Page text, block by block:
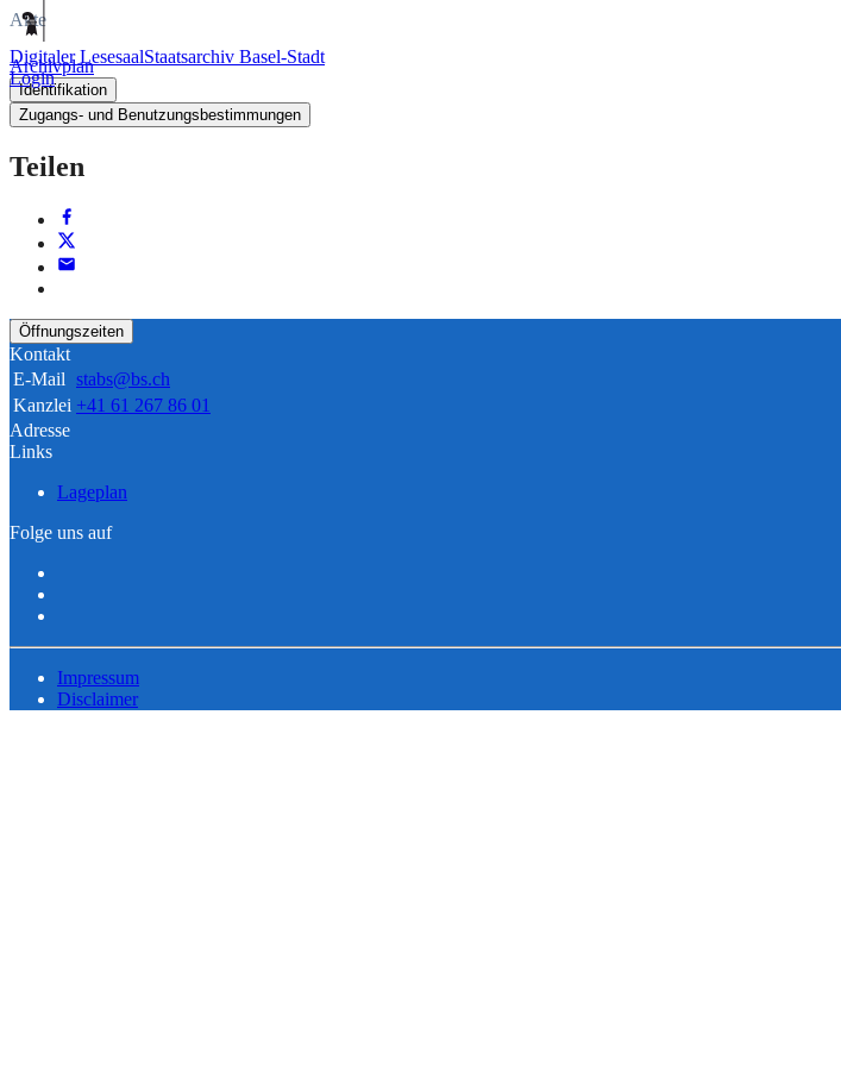
Digitaler LesesaalStaatsarchiv Basel-Stadt
Login
Akte
Archivplan
Identifikation
Zugangs- und Benutzungsbestimmungen
Teilen
Öffnungszeiten
Kontakt
E-Mail stabs@bs.ch
Kanzlei +41 61 267 86 01
Adresse
Links
Lageplan
Folge uns auf
Impressum
Disclaimer